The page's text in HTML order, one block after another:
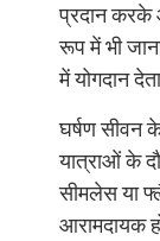
प्रदान करके
रूप में भी
में योगदान
घर्षण सीवन
यात्राओं के
सीमलेस या
आरामदायक